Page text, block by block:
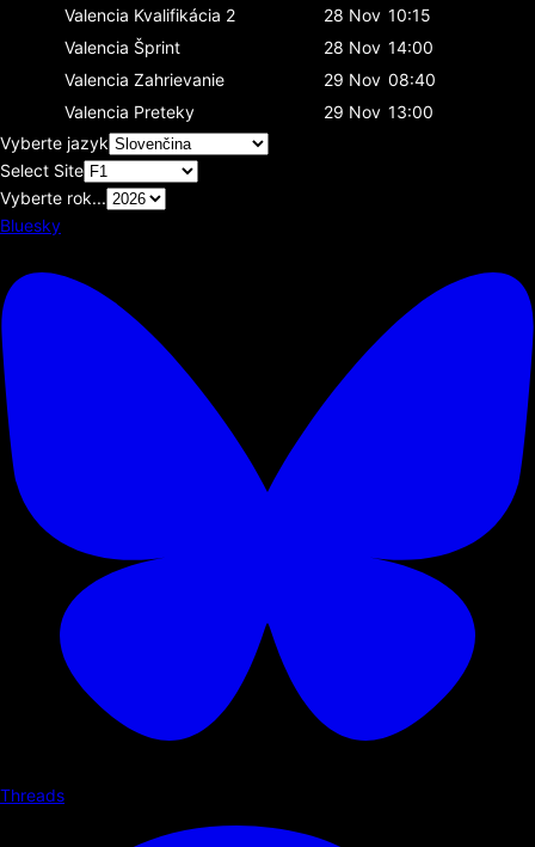
Valencia Kvalifikácia 2 28 Nov 10:15
Valencia Šprint 28 Nov 14:00
Valencia Zahrievanie 29 Nov 08:40
Valencia Preteky 29 Nov 13:00
Vyberte jazyk
Select Site
Vyberte rok...
Bluesky
Threads